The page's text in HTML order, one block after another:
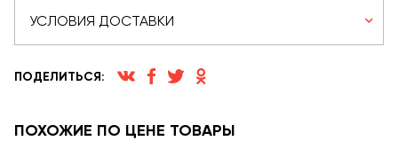
УСЛОВИЯ ДОСТАВКИ
ПОДЕЛИТЬСЯ:
ПОХОЖИЕ ПО ЦЕНЕ ТОВАРЫ